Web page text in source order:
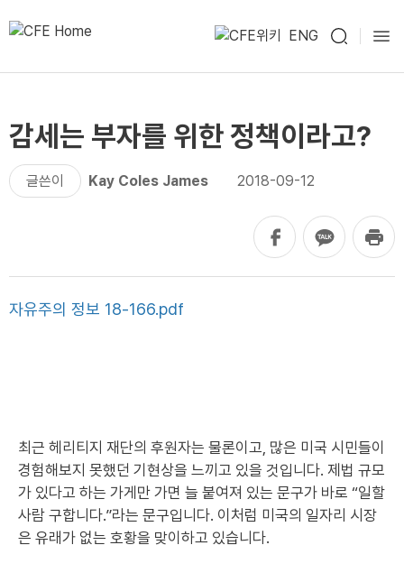
ENG
감세는 부자를 위한 정책이라고?
글쓴이 Kay Coles James 2018-09-12
자유주의 정보 18-166.pdf
최근 헤리티지 재단의 후원자는 물론이고, 많은 미국 시민들이
경험해보지 못했던 기현상을 느끼고 있을 것입니다. 제법 규모
가 있다고 하는 가게만 가면 늘 붙여져 있는 문구가 바로 “일할
사람 구합니다.”라는 문구입니다. 이처럼 미국의 일자리 시장
은 유래가 없는 호황을 맞이하고 있습니다.